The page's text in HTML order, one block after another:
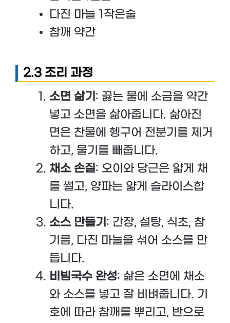
다진 마늘 1작은술
참깨 약간
2.3 조리 과정
소면 삶기 : 끓는 물에 소금을 약간
넣고 소면을 삶아줍니다. 삶아진
면은 찬물에 헹구어 전분기를 제거
하고, 물기를 빼줍니다.
채소 손질: 오이와 당근은 얇게 채
를 썰고, 양파는 얇게 슬라이스합
니다.
소스 만들기 : 간장, 설탕, 식초, 참
기름, 다진 마늘을 섞어 소스를 만
듭니다.
비빔국수 완성: 삶은 소면에 채소
와 소스를 넣고 잘 비벼줍니다. 기
호에 따라 참깨를 뿌리고, 반으로